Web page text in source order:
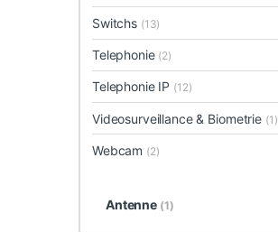
Switchs (13)
Telephonie (2)
Telephonie IP (12)
Videosurveillance & Biometrie (1)
Webcam (2)
Antenne (1)